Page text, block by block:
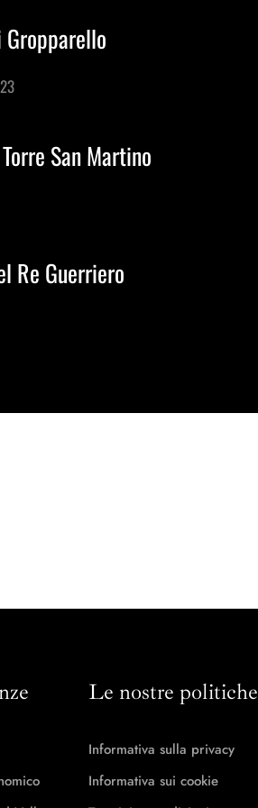
San Martino
Re Guerriero
Le nostre politiche
Informativa sulla privacy
Informativa sui cookie
B2B